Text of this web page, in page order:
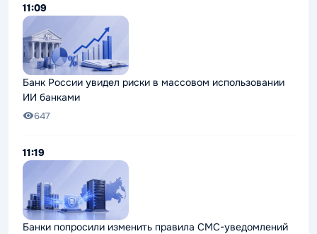
11:09
Банк России увидел риски в массовом использовании
ИИ банками
647
11:19
Банки попросили изменить правила СМС-уведомлений